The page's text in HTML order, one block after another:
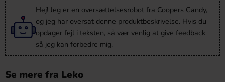
Hej! Jeg er en oversættelsesrobot fra Coopers Candy,
og jeg har oversat denne produktbeskrivelse. Hvis du
opdager fejl i teksten, så vær venlig at give feedback
så jeg kan forbedre mig.
Se mere fra Leko